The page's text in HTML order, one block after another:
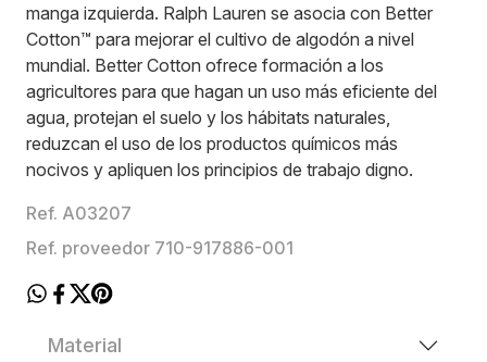
manga izquierda. Ralph Lauren se asocia con Better
Cotton™ para mejorar el cultivo de algodón a nivel
mundial. Better Cotton ofrece formación a los
agricultores para que hagan un uso más eficiente del
agua, protejan el suelo y los hábitats naturales,
reduzcan el uso de los productos químicos más
nocivos y apliquen los principios de trabajo digno.
Ref. A03207
Ref. proveedor 710-917886-001
Material